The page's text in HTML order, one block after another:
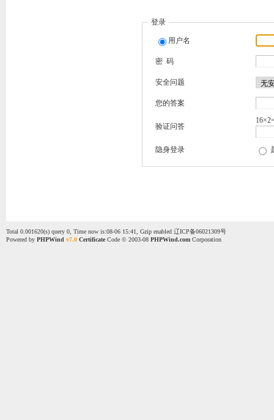
登录
用户名
密 码
安全问题
您的答案
验证问答
隐身登录
Total 0.001620(s) query 0, Time now is:08-06 15:41, Gzip enabled 辽ICP备06021309号
Powered by PHPWind v7.0 CertificateCode © 2003-08 PHPWind.comCorporation